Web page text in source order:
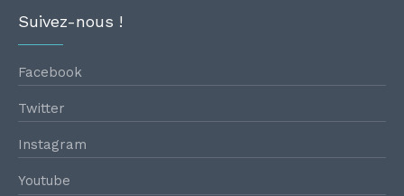
Suivez-nous !
Facebook
Twitter
Instagram
Youtube